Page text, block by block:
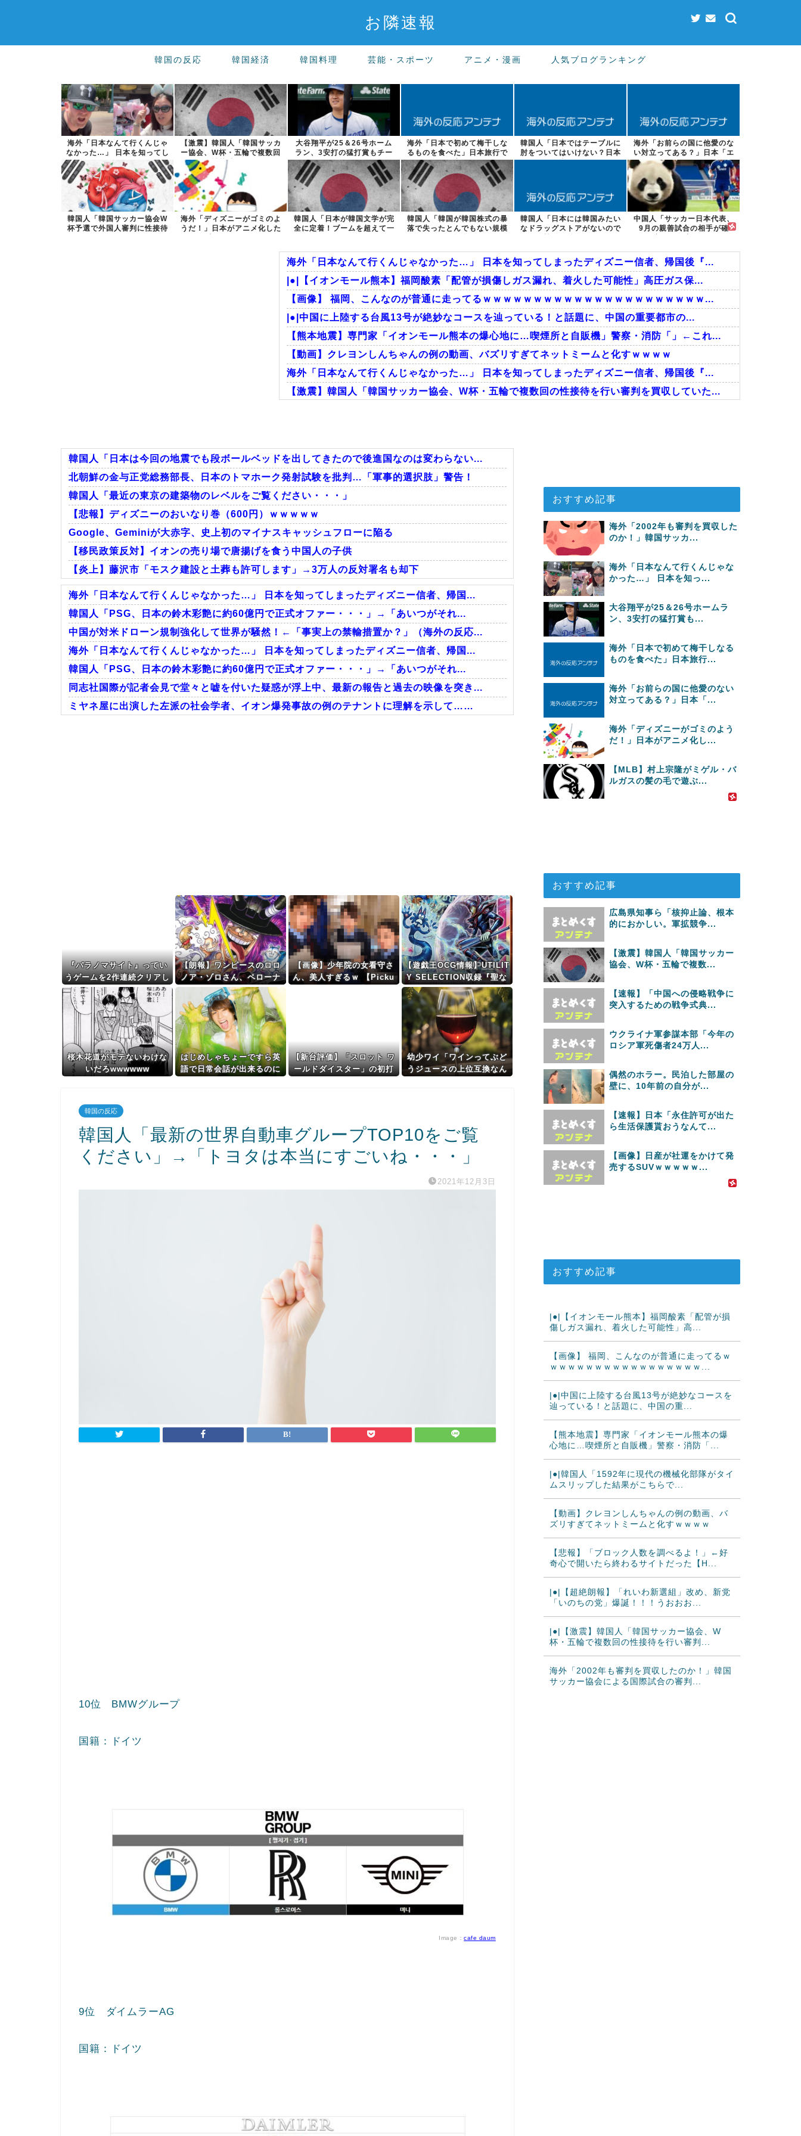
お隣速報
韓国の反応 韓国経済 韓国料理 芸能・スポーツ アニメ・漫画 人気ブログランキング
海外「日本なんて行くんじゃ
なかった…」 日本を知ってし
まったディ...
【激震】韓国人「韓国サッカ
ー協会、W杯・五輪で複数回
の性接待を行...
大谷翔平が25＆26号ホーム
ラン、3安打の猛打賞もチー
ムはまさか...
海外「日本で初めて梅干しな
るものを食べた」日本旅行で
食べた変わっ...
韓国人「日本ではテーブルに
肘をついてはいけない？日本
の食事マナー...
海外「お前らの国に他愛のな
い対立ってある？」日本「エ
スカレーター...
韓国人「韓国サッカー協会W
杯予選で外国人審判に性接待
海外「ディズニーがゴミのよ
うだ！」日本がアニメ化した
韓国人「日本が韓国文学が完
全に定着！ブームを超えて一
韓国人「韓国が韓国株式の暴
落で失ったとんでもない規模
韓国人「日本には韓国みたい
なドラッグストアがないので
中国人「サッカー日本代表、
9月の親善試合の相手が確
海外「日本なんて行くんじゃなかった…」 日本を知ってしまったディズニー信者、帰国後『...
|●|【イオンモール熊本】福岡酸素「配管が損傷しガス漏れ、着火した可能性」高圧ガス保...
【画像】 福岡、こんなのが普通に走ってるｗｗｗｗｗｗｗｗｗｗｗｗｗｗｗｗｗｗｗｗｗｗ...
|●|中国に上陸する台風13号が絶妙なコースを辿っている！と話題に、中国の重要都市の...
【熊本地震】専門家「イオンモール熊本の爆心地に…喫煙所と自販機」警察・消防「」←これ...
【動画】クレヨンしんちゃんの例の動画、バズリすぎてネットミームと化すｗｗｗｗ
海外「日本なんて行くんじゃなかった…」 日本を知ってしまったディズニー信者、帰国後『...
【激震】韓国人「韓国サッカー協会、W杯・五輪で複数回の性接待を行い審判を買収していた...
韓国人「日本には韓国みたいなドラッグストアがないので韓国が羨ましくて羨ましくて仕方が...
Powered by livedoor 相互RSS
韓国人「日本は今回の地震でも段ボールベッドを出してきたので後進国なのは変わらない...
北朝鮮の金与正党総務部長、日本のトマホーク発射試験を批判…「軍事的選択肢」警告！
韓国人「最近の東京の建築物のレベルをご覧ください・・・」
【悲報】ディズニーのおいなり巻（600円）ｗｗｗｗｗ
Google、Geminiが大赤字、史上初のマイナスキャッシュフローに陥る
【移民政策反対】イオンの売り場で唐揚げを食う中国人の子供
【炎上】藤沢市「モスク建設と土葬も許可します」→3万人の反対署名も却下
Powered by livedoor 相互RSS
海外「日本なんて行くんじゃなかった…」 日本を知ってしまったディズニー信者、帰国...
韓国人「PSG、日本の鈴木彩艶に約60億円で正式オファー・・・」→「あいつがそれ...
中国が対米ドローン規制強化して世界が騒然！←「事実上の禁輸措置か？」（海外の反応...
海外「日本なんて行くんじゃなかった…」 日本を知ってしまったディズニー信者、帰国...
韓国人「PSG、日本の鈴木彩艶に約60億円で正式オファー・・・」→「あいつがそれ...
同志社国際が記者会見で堂々と嘘を付いた疑惑が浮上中、最新の報告と過去の映像を突き...
ミヤネ屋に出演した左派の社会学者、イオン爆発事故の例のテナントに理解を示して……
『パラノマサイト』ってい
うゲームを2作連続クリアし
た
【朗報】ワンピースのロロ
ノア・ゾロさん、ペローナ
ちゃんとフラグが立ちまく
るｗｗｗ
【画像】少年院の女看守さ
ん、美人すぎるｗ 【Picku
【遊戯王OCG情報】UTILIT
Y SELECTION収録『聖な
る心のバリア －マインドフ
ォース－』実物画像
桜木花道がモテないわけな
いだろwwwwww
はじめしゃちょーですら英
語で日常会話が出来るのに
【新台評価】「スロット ワ
ールドダイスター」の初打
幼少ワイ「ワインってぶど
うジュースの上位互換なん
韓国の反応
韓国人「最新の世界自動車グループTOP10をご覧
ください」→「トヨタは本当にすごいね・・・」
2021年12月3日
10位 BMWグループ
国籍：ドイツ
Image：cafe daum
9位 ダイムラーAG
国籍：ドイツ
おすすめ記事
海外「2002年も審判を買収した
のか！」韓国サッカ...
海外「日本なんて行くんじゃな
かった…」 日本を知っ...
大谷翔平が25＆26号ホームラ
ン、3安打の猛打賞も...
海外「日本で初めて梅干しなる
ものを食べた」日本旅行...
海外「お前らの国に他愛のない
対立ってある？」日本「...
海外「ディズニーがゴミのよう
だ！」日本がアニメ化し...
【MLB】村上宗隆がミゲル・バ
ルガスの髪の毛で遊ぶ...
おすすめ記事
広島県知事ら「核抑止論、根本
的におかしい。軍拡競争...
【激震】韓国人「韓国サッカー
協会、W杯・五輪で複数...
【速報】「中国への侵略戦争に
突入するための戦争式典...
ウクライナ軍参謀本部「今年の
ロシア軍死傷者24万人...
偶然のホラー。民泊した部屋の
壁に、10年前の自分が...
【速報】日本「永住許可が出た
ら生活保護貰おうなんて...
【画像】日産が社運をかけて発
売するSUVｗｗｗｗｗ...
おすすめ記事
|●|【イオンモール熊本】福岡酸素「配管が損
傷しガス漏れ、着火した可能性」高...
【画像】 福岡、こんなのが普通に走ってるｗ
ｗｗｗｗｗｗｗｗｗｗｗｗｗｗｗｗｗ...
|●|中国に上陸する台風13号が絶妙なコースを
辿っている！と話題に、中国の重...
【熊本地震】専門家「イオンモール熊本の爆
心地に…喫煙所と自販機」警察・消防「...
|●|韓国人「1592年に現代の機械化部隊がタイ
ムスリップした結果がこちらで...
【動画】クレヨンしんちゃんの例の動画、バ
ズリすぎてネットミームと化すｗｗｗｗ
【悲報】「ブロック人数を調べるよ！」←好
奇心で開いたら終わるサイトだった【H...
|●|【超絶朗報】「れいわ新選組」改め、新党
「いのちの党」爆誕！！！うおおお...
|●|【激震】韓国人「韓国サッカー協会、W
杯・五輪で複数回の性接待を行い審判...
海外「2002年も審判を買収したのか！」韓国
サッカー協会による国際試合の審判...